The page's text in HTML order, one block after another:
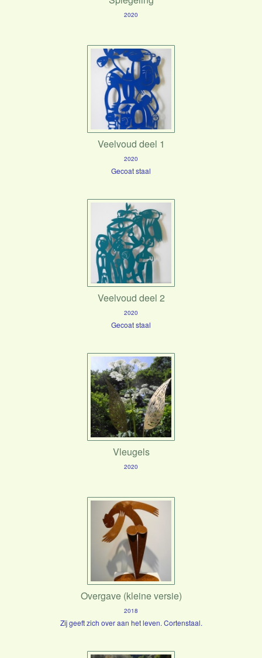
2020
Veelvoud deel 1
2020
Gecoat staal
Veelvoud deel 2
2020
Gecoat staal
Vleugels
2020
Overgave (kleine versie)
2018
Zij geeft zich over aan het leven. Cortenstaal.